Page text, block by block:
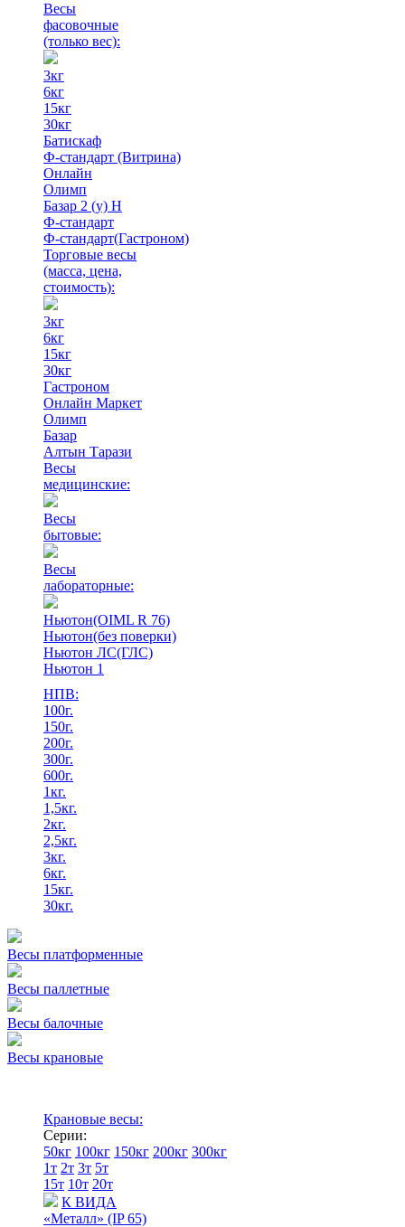
Весы
фасовочные
(только вес):
3кг
6кг
15кг
30кг
Батискаф
Ф-стандарт (Витрина)
Онлайн
Олимп
Базар 2 (у) Н
Ф-стандарт
Ф-стандарт(Гастроном)
Торговые весы
(масса, цена,
стоимость):
3кг
6кг
15кг
30кг
Гастроном
Онлайн Маркет
Олимп
Базар
Алтын Тарази
Весы
медицинские:
Весы
бытовые:
Весы
лабораторные:
Ньютон(OIML R 76)
Ньютон(без поверки)
Ньютон ЛС(ГЛС)
Ньютон 1
НПВ:
100г.
150г.
200г.
300г.
600г.
1кг.
1,5кг.
2кг.
2,5кг.
3кг.
6кг.
15кг.
30кг.
Весы платформенные
Весы паллетные
Весы балочные
Весы крановые
Крановые весы:
Серии:
50кг 100кг 150кг 200кг 300кг
1т 2т 3т 5т
15т 10т 20т
К ВИДА
«Металл» (IP 65)